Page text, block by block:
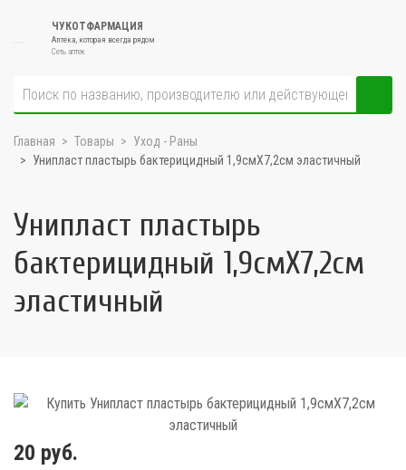
ЧУКОТФАРМАЦИЯ
Аптека, которая всегда рядом
Сеть аптек
Главная Товары
Уход - Раны
Унипласт пластырь бактерицидный 1,9смX7,2см эластичный
Унипласт пластырь
бактерицидный 1,9смX7,2см
эластичный
20 руб.